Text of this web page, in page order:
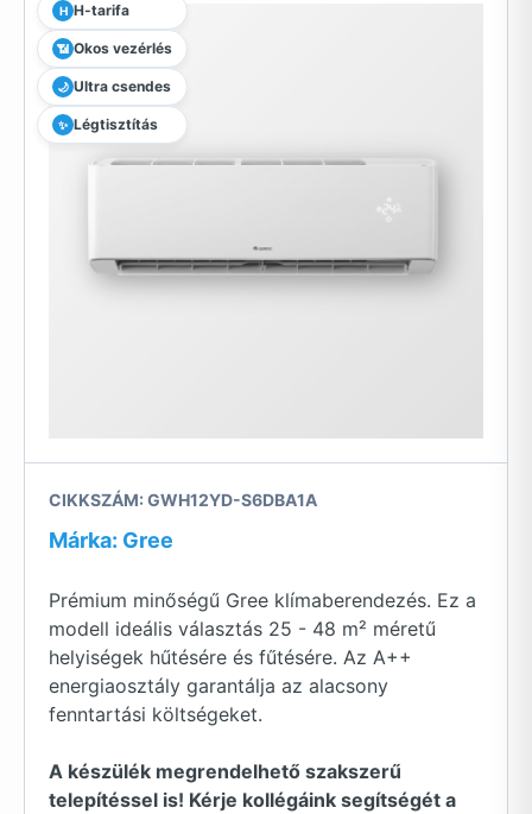
H H-tarifa
📶 Okos vezérlés
🌙 Ultra csendes
✨ Légtisztítás
CIKKSZÁM: GWH12YD-S6DBA1A
Márka: Gree
Prémium minőségű Gree klímaberendezés. Ez a
modell ideális választás 25 - 48 m² méretű
helyiségek hűtésére és fűtésére. Az A++
energiaosztály garantálja az alacsony
fenntartási költségeket.
A készülék megrendelhető szakszerű
telepítéssel is! Kérje kollégáink segítségét a